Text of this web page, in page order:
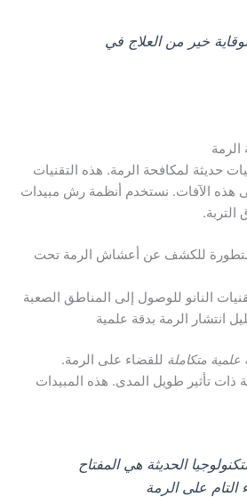
خير من العلاج في
حديثة لمكافحة الرمة. هذه التقنيات
هذه الآفات. نستخدم أنظمة رش مبيدات
للكشف عن أعشاش الرمة تحت
النانو للوصول إلى المناطق الصعبة
انتشار الرمة بدقة علمية
علمية متكاملة للقضاء على الرمة.
تأثير طويل المدى. هذه المبيدات
الحديثة هي المفتاح
التام على الرمة